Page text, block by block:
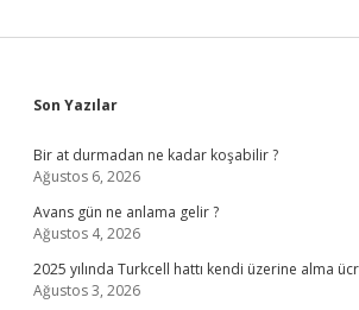
Sidebar
Son Yazılar
Bir at durmadan ne kadar koşabilir ?
Ağustos 6, 2026
Avans gün ne anlama gelir ?
Ağustos 4, 2026
2025 yılında Turkcell hattı kendi üzerine alma
Ağustos 3, 2026